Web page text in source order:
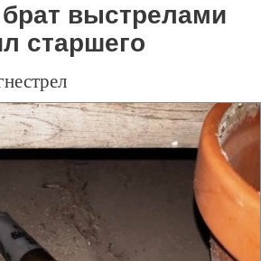
выстрелами
старшего